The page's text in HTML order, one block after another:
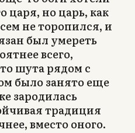
царя, но царь, как
не торопился, и
был умереть
всего,
шута рядом с
было занято еще
зародилась
традиция
вместо оного.